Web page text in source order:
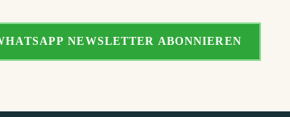
NEWSLETTER ABONNIEREN